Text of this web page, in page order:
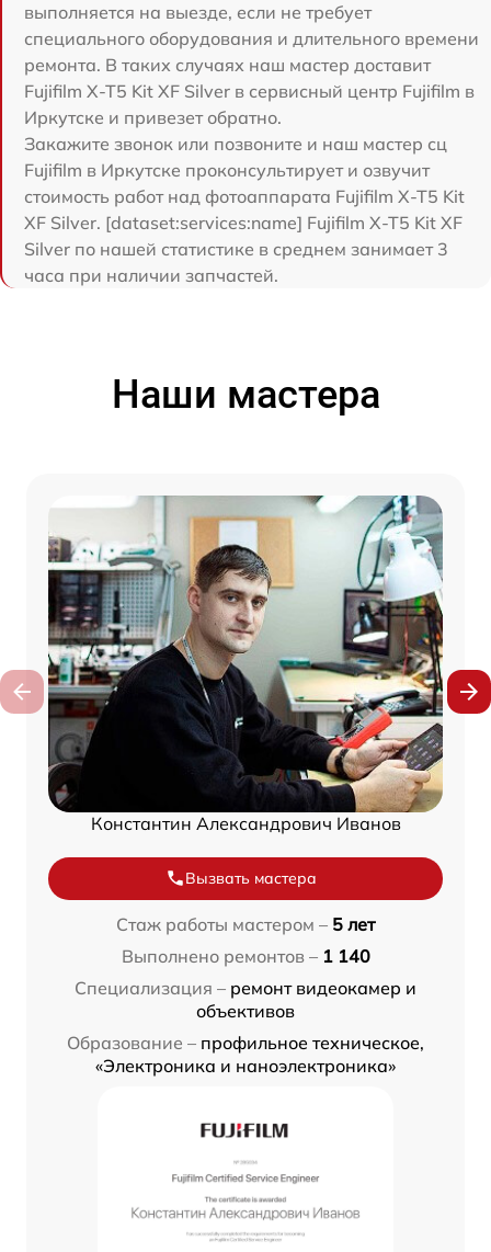
выполняется на выезде, если не требует
специального оборудования и длительного времени
ремонта. В таких случаях наш мастер доставит
Fujifilm X-T5 Kit XF Silver в сервисный центр Fujifilm в
Иркутске и привезет обратно.
Закажите звонок или позвоните и наш мастер сц
Fujifilm в Иркутске проконсультирует и озвучит
стоимость работ над фотоаппарата Fujifilm X-T5 Kit
XF Silver. [dataset:services:name] Fujifilm X-T5 Kit XF
Silver по нашей статистике в среднем занимает 3
часа при наличии запчастей.
Наши мастера
Константин Александрович Иванов
Вызвать мастера
Стаж работы мастером – 5 лет
Выполнено ремонтов – 1 140
Специализация – ремонт видеокамер и
объективов
Образование – профильное техническое,
«Электроника и наноэлектроника»